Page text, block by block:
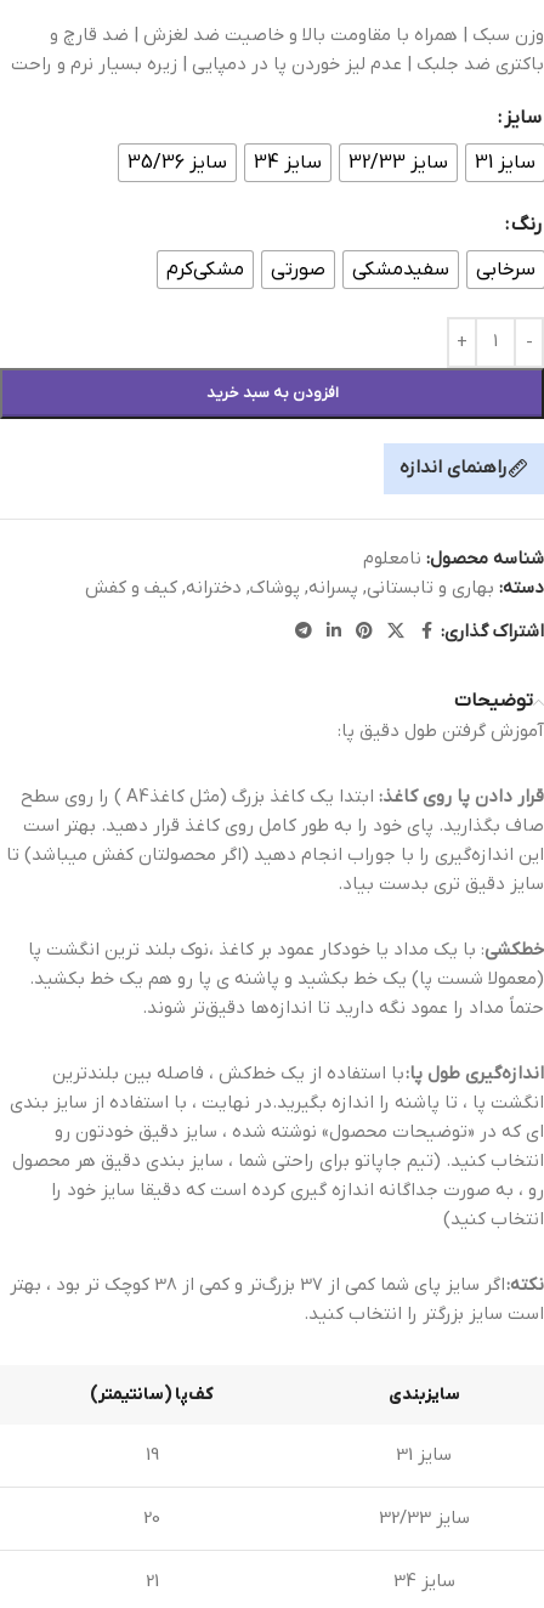
وزن سبک | همراه با مقاومت بالا و خاصیت ضد لغزش | ضد قارچ و
باکتری ضد جلبک | عدم لیز خوردن پا در دمپایی | زیره بسیار نرم و راحت
سایز
سایز 31
سایز 32/33 سایز 34 سایز 35/36
رنگ
سرخابی
سفیدمشکی صورتی مشکی‌کرم
افزودن به سبد خرید
راهنمای اندازه
شناسه محصول: نامعلوم
دسته: بهاری و تابستانی, پسرانه, پوشاک, دخترانه, کیف و کفش
اشتراک گذاری:
توضیحات
آموزش گرفتن طول دقیق پا:
قرار دادن پا روی کاغذ:
ابتدا یک کاغذ بزرگ (مثل کاغذA4 ) را روی سطح
صاف بگذارید. پای خود را به طور کامل روی کاغذ قرار دهید. بهتر است
این اندازه‌گیری را با جوراب انجام دهید (اگر محصولتان کفش میباشد) تا
سایز دقیق تری بدست بیاد.
خطکشی: با یک مداد یا خودکار عمود بر کاغذ ،نوک بلند ترین انگشت پا
(معمولا شست پا) یک خط بکشید و پاشنه ی پا رو هم یک خط بکشید.
حتماً مداد را عمود نگه دارید تا اندازه‌ها دقیق‌تر شوند.
اندازه‌گیری طول پا:با استفاده از یک خط‌کش ، فاصله بین بلندترین
انگشت پا ، تا پاشنه را اندازه بگیرید.در نهایت ، با استفاده از سایز بندی
ای که در «توضیحات محصول» نوشته شده ، سایز دقیق خودتون رو
انتخاب کنید. (تیم جاپاتو برای راحتی شما ، سایز بندی دقیق هر محصول
رو ، به صورت جداگانه اندازه گیری کرده است که دقیقا سایز خود را
انتخاب کنید)
نکته:
اگر سایز پای شما کمی از 37 بزرگ‌تر و کمی از 38 کوچک تر بود ، بهتر
است سایز بزرگتر را انتخاب کنید.
سایزبندی کف‌پا (سانتیمتر)
سایز 31 19
سایز 32/33 20
سایز 34 21